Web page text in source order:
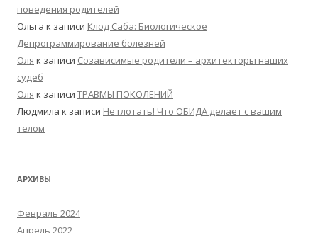
поведения родителей
Ольга к записи Клод Саба: Биологическое
Депрограммирование болезней
Оля к записи Созависимые родители – архитекторы наших
судеб
Оля к записи ТРАВМЫ ПОКОЛЕНИЙ
Людмила к записи Не глотать! Что ОБИДА делает с вашим
телом
АРХИВЫ
Февраль 2024
Апрель 2022